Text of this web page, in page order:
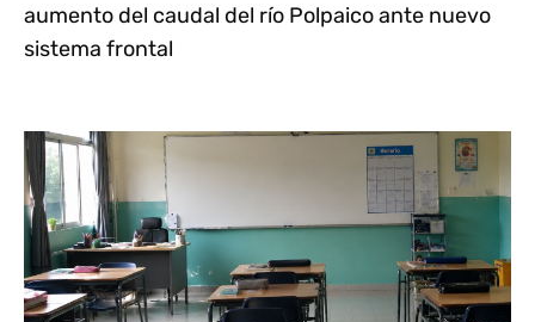
aumento del caudal del río Polpaico ante nuevo
sistema frontal